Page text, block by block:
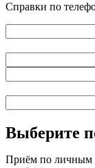
Справки по
Выберите
Приём по личным